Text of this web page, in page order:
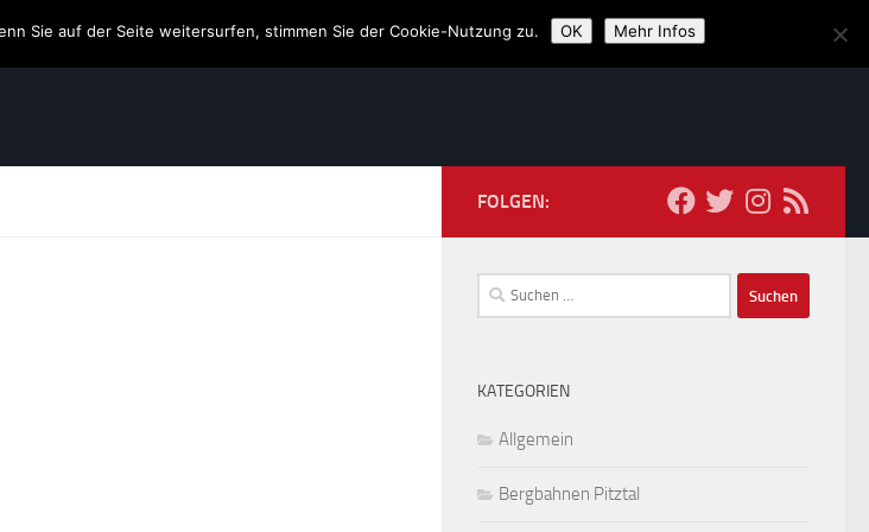
FOLGEN:
Suchen
nach:
KATEGORIEN
Allgemein
Bergbahnen Pitztal
Sie auf der Seite weitersurfen, stimmen Sie der Cookie-Nutzung zu. OK Mehr Infos